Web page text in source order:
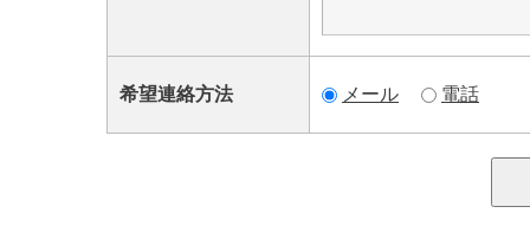
希望連絡方法 メール 電話